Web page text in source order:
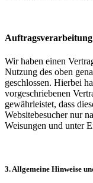
Auftragsverarbeitung
Wir haben einen
Nutzung des oben
geschlossen. Hierbei
vorgeschriebenen
gewährleistet, dass
Websitebesucher nur
Weisungen und unter
3. Allgemeine Hinweise